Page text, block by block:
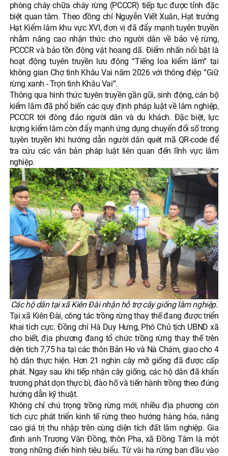
phòng cháy chữa cháy rừng (PCCCR) tiếp tục được tỉnh đặc
biệt quan tâm. Theo đồng chí Nguyễn Viết Xuân, Hạt trưởng
Hạt Kiểm lâm khu vực XVI, đơn vị đã đẩy mạnh tuyên truyền
nhằm nâng cao nhận thức cho người dân về bảo vệ rừng,
PCCCR và bảo tồn động vật hoang dã. Điểm nhấn nổi bật là
hoạt động tuyên truyền lưu động “Tiếng loa kiểm lâm” tại
không gian Chợ tình Khâu Vai năm 2026 với thông điệp “Giữ
rừng xanh - Trọn tình Khâu Vai”.
Thông qua hình thức tuyên truyền gần gũi, sinh động, cán bộ
kiểm lâm đã phổ biến các quy định pháp luật về lâm nghiệp,
PCCCR tới đông đảo người dân và du khách. Đặc biệt, lực
lượng kiểm lâm còn đẩy mạnh ứng dụng chuyển đổi số trong
tuyên truyền khi hướng dẫn người dân quét mã QR-code để
tra cứu các văn bản pháp luật liên quan đến lĩnh vực lâm
nghiệp.
Các hộ dân tại xã Kiên Đài nhận hỗ trợ cây giống lâm nghiệp.
Tại xã Kiên Đài, công tác trồng rừng thay thế đang được triển
khai tích cực. Đồng chí Hà Duy Hưng, Phó Chủ tịch UBND xã
cho biết, địa phương đang tổ chức trồng rừng thay thế trên
diện tích 7,75 ha tại các thôn Bản Ho và Nà Chám, giao cho 4
hộ dân thực hiện. Hơn 21 nghìn cây mỡ giống đã được cấp
phát. Ngay sau khi tiếp nhận cây giống, các hộ dân đã khẩn
trương phát dọn thực bì, đào hố và tiến hành trồng theo đúng
hướng dẫn kỹ thuật.
Không chỉ chú trọng trồng rừng mới, nhiều địa phương còn
tích cực phát triển kinh tế rừng theo hướng hàng hóa, nâng
cao giá trị thu nhập trên cùng diện tích đất lâm nghiệp. Gia
đình anh Trương Văn Đồng, thôn Pha, xã Đồng Tâm là một
trong những điển hình tiêu biểu. Từ vài ha rừng ban đầu vào